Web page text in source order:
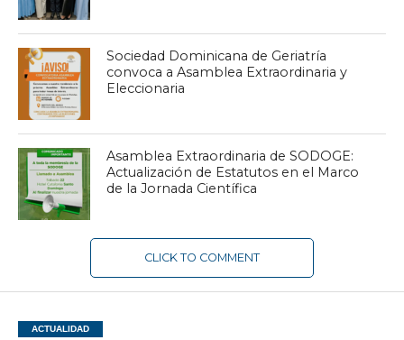
Sociedad Dominicana de Geriatría
convoca a Asamblea Extraordinaria y
Eleccionaria
Asamblea Extraordinaria de SODOGE:
Actualización de Estatutos en el Marco
de la Jornada Científica
CLICK TO COMMENT
ACTUALIDAD